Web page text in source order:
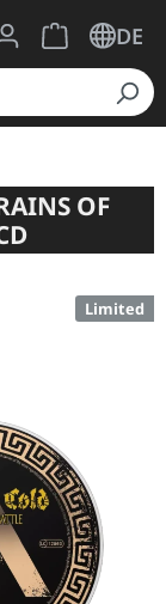
0 Produkte
Warenkorb
DE
OF
Limited